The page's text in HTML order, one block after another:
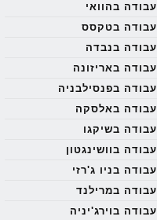
עבודה בהוואי
עבודה בטקסס
עבודה בנבדה
עבודה באריזונה
עבודה בפנסילבניה
עבודה באלסקה
עבודה בשיקגו
עבודה בוושינגטון
עבודה בניו ג'רזי
עבודה במרילנד
עבודה בוירג'יניה